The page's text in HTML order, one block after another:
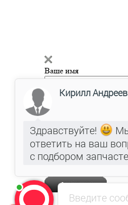
Ваше имя
Контактный телефон
Удобное время звонка
Введите код с картинки
Введите сообщение